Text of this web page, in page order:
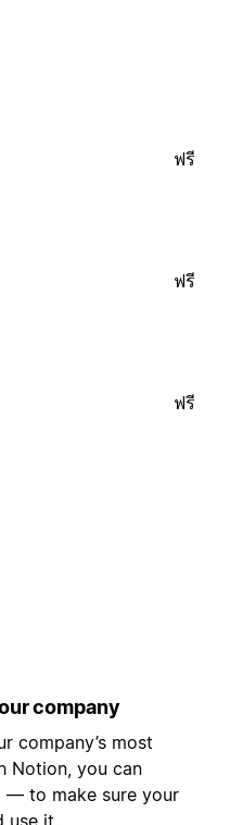
ฟรี
ฟรี
ฟรี
company
company’s most
Notion, you can
— to make sure your